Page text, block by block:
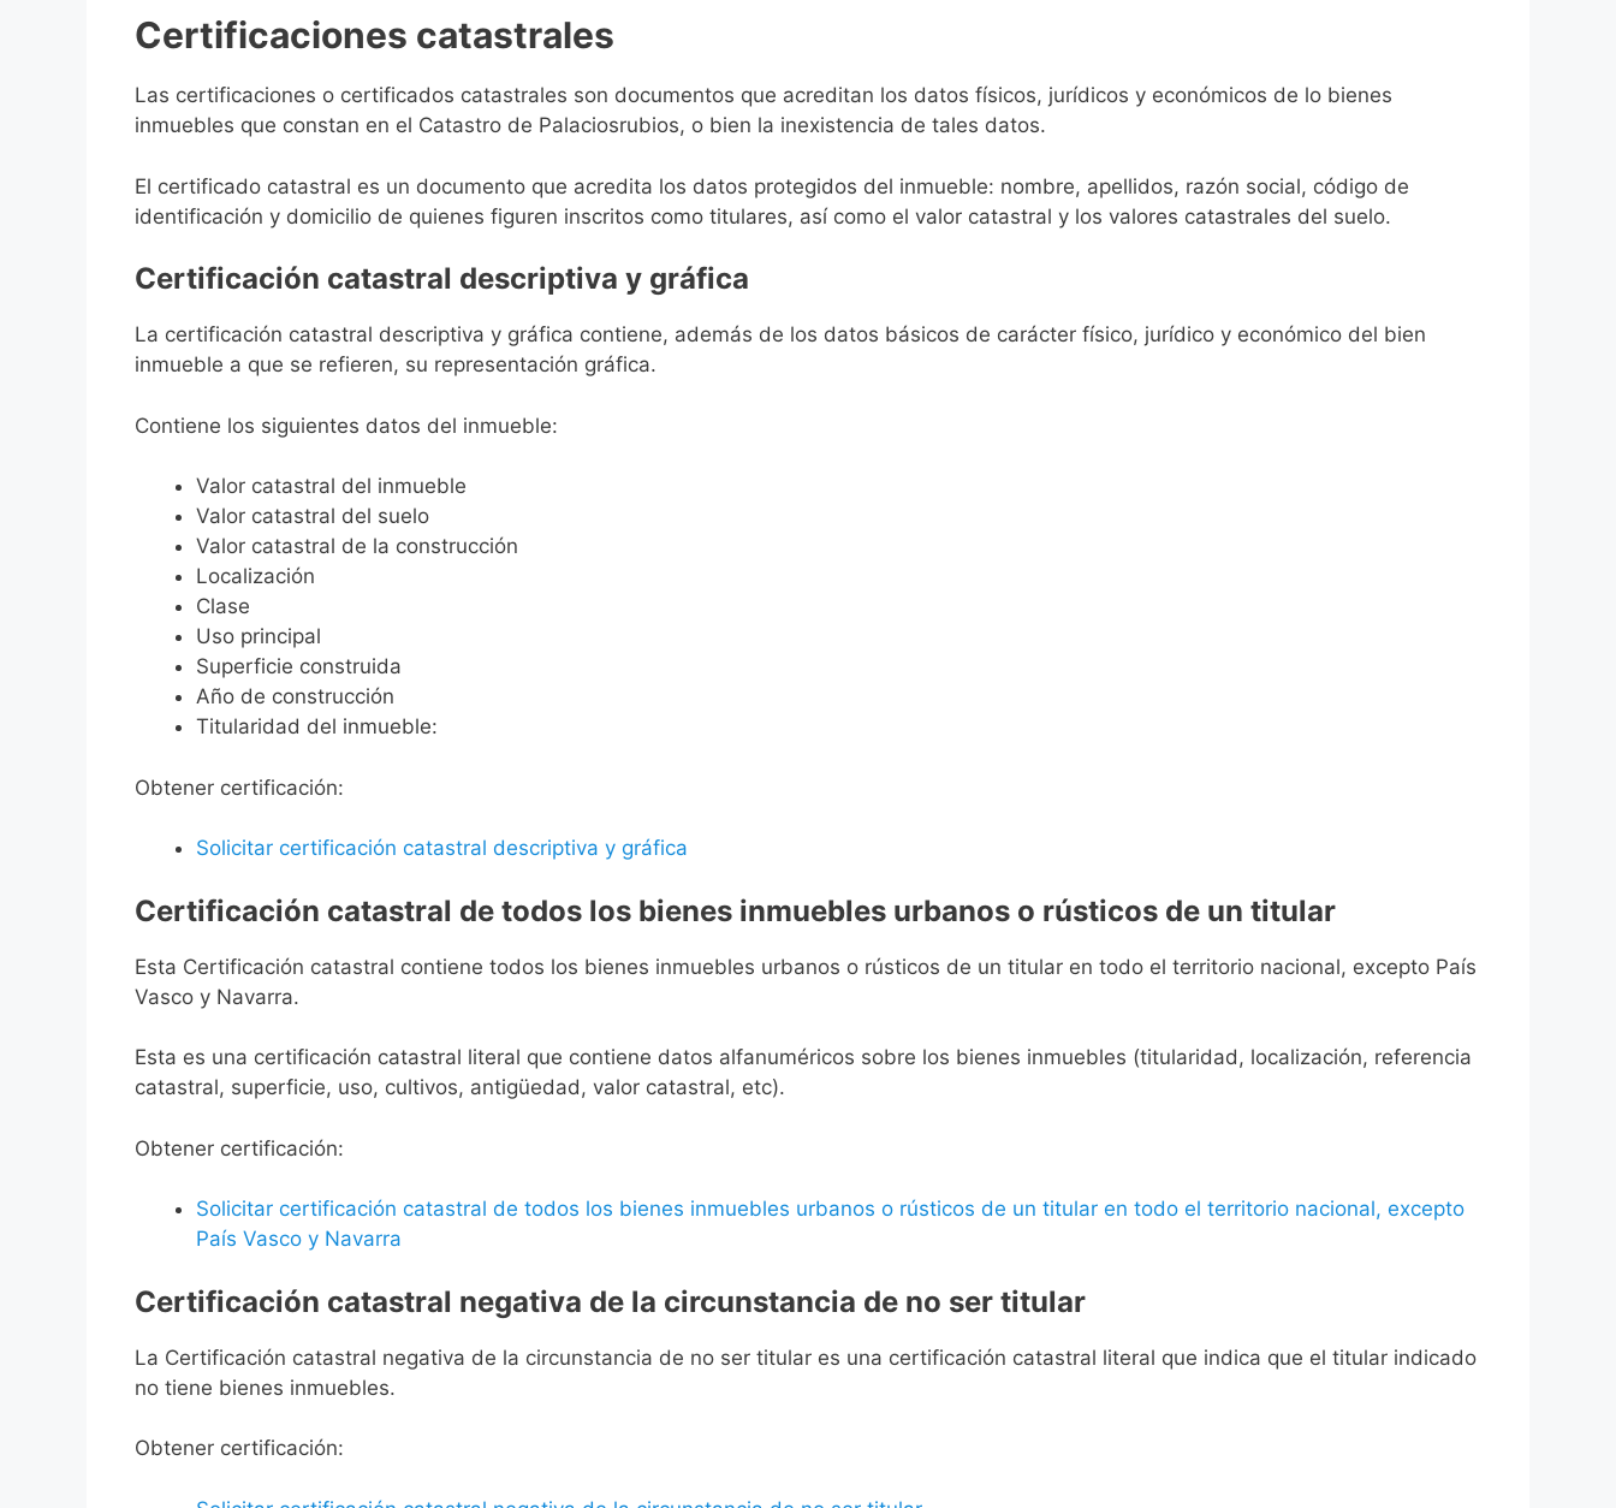
Certificaciones catastrales
Las certificaciones o certificados catastrales son documentos que acreditan los datos físicos, jurídicos y económicos de lo bienes
inmuebles que constan en el Catastro de Palaciosrubios, o bien la inexistencia de tales datos.
El certificado catastral es un documento que acredita los datos protegidos del inmueble: nombre, apellidos, razón social, código de
identificación y domicilio de quienes figuren inscritos como titulares, así como el valor catastral y los valores catastrales del suelo.
Certificación catastral descriptiva y gráfica
La certificación catastral descriptiva y gráfica contiene, además de los datos básicos de carácter físico, jurídico y económico del bien
inmueble a que se refieren, su representación gráfica.
Contiene los siguientes datos del inmueble:
Valor catastral del inmueble
Valor catastral del suelo
Valor catastral de la construcción
Localización
Clase
Uso principal
Superficie construida
Año de construcción
Titularidad del inmueble:
Obtener certificación:
Solicitar certificación catastral descriptiva y gráfica
Certificación catastral de todos los bienes inmuebles urbanos o rústicos de un titular
Esta Certificación catastral contiene todos los bienes inmuebles urbanos o rústicos de un titular en todo el territorio nacional, excepto País
Vasco y Navarra.
Esta es una certificación catastral literal que contiene datos alfanuméricos sobre los bienes inmuebles (titularidad, localización, referencia
catastral, superficie, uso, cultivos, antigüedad, valor catastral, etc).
Obtener certificación:
Solicitar certificación catastral de todos los bienes inmuebles urbanos o rústicos de un titular en todo el territorio nacional, excepto
País Vasco y Navarra
Certificación catastral negativa de la circunstancia de no ser titular
La Certificación catastral negativa de la circunstancia de no ser titular es una certificación catastral literal que indica que el titular indicado
no tiene bienes inmuebles.
Obtener certificación: